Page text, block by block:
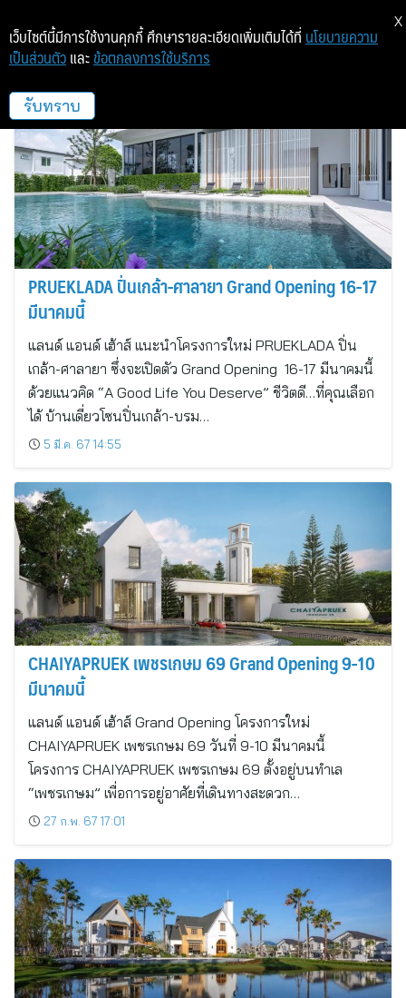
แลนด์ แอนด์ เฮ้าส์
PRUEKLADA ปิ่นเกล้า-ศาลายา Grand Opening 16-17
มีนาคมนี้
แลนด์ แอนด์ เฮ้าส์ แนะนำโครงการใหม่ PRUEKLADA ปิ่น
เกล้า-ศาลายา ซึ่งจะเปิดตัว Grand Opening 16-17 มีนาคมนี้
ด้วยแนวคิด “A Good Life You Deserve” ชีวิตดี…ที่คุณเลือก
ได้ บ้านเดี่ยวโซนปิ่นเกล้า-บรม…
5 มี.ค. 67 14:55
CHAIYAPRUEK เพชรเกษม 69 Grand Opening 9-10
มีนาคมนี้
แลนด์ แอนด์ เฮ้าส์ Grand Opening โครงการใหม่
CHAIYAPRUEK เพชรเกษม 69 วันที่ 9-10 มีนาคมนี้
โครงการ CHAIYAPRUEK เพชรเกษม 69 ตั้งอยู่บนทำเล
“เพชรเกษม” เพื่อการอยู่อาศัยที่เดินทางสะดวก…
27 ก.พ. 67 17:01
เว็บไซต์นี้มีการใช้งานคุกกี้ ศึกษารายละเอียดเพิ่มเติมได้ที่ นโยบายความ
เป็นส่วนตัว และ ข้อตกลงการใช้บริการ
รับทราบ
X